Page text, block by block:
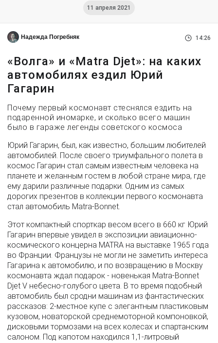
11 апреля 2021
Надежда Погребняк 14:26
«Волга» и «Matra Djet»: на каких
автомобилях ездил Юрий
Гагарин
Почему первый космонавт стеснялся ездить на
подаренной иномарке, и сколько всего машин
было в гараже легенды советского космоса
Юрий Гагарин, был, как известно, большим любителей
автомобилей. После своего триумфального полета в
космос Гагарин стал самым известным человека на
планете и желанным гостем в любой стране мира, где
ему дарили различные подарки. Одним из самых
дорогих презентов в коллекции первого космонавта
стал автомобиль Matra-Bonnet.
Этот компактный спорткар весом всего в 660 кг Юрий
Гагарин впервые увидел в экспозиции авиационно-
космического концерна MATRA на выставке 1965 года
во Франции. Французы не могли не заметить интереса
Гагарина к автомобилю, и по возвращению в Москву
космонавта ждал подарок - новенькая Matra-Bonnet
Djet V небесно-голубого цвета. В то время подобный
автомобиль был сродни машинам из фантастических
рассказов: 2-местное купе с элегантным пластиковым
кузовом, новаторской среднемоторной компоновкой,
дисковыми тормозами на всех колесах и спартанским
салоном. Под капотом находился 1,1-литровый